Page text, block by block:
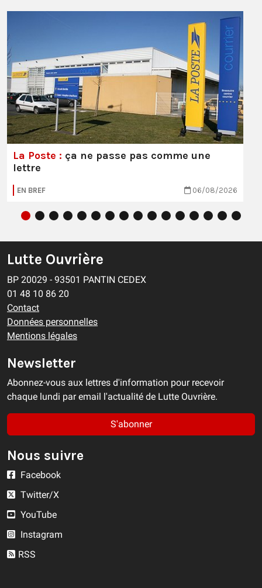
La Poste : ça ne passe pas comme une
lettre
EN BREF 06/08/2026
Lutte Ouvrière
BP 20029 - 93501 PANTIN CEDEX
01 48 10 86 20
Contact
Données personnelles
Mentions légales
Newsletter
Abonnez-vous aux lettres d'information pour recevoir
chaque lundi par email l'actualité de Lutte Ouvrière.
S'abonner
Nous suivre
Facebook
Twitter/X
YouTube
Instagram
RSS